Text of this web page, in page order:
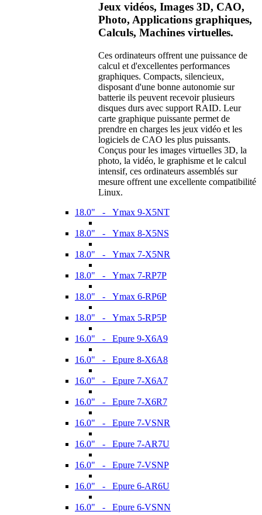
Jeux vidéos, Images 3D, CAO,
Photo, Applications graphiques,
Calculs, Machines virtuelles.
Ces ordinateurs offrent une puissance de
calcul et d'excellentes performances
graphiques. Compacts, silencieux,
disposant d'une bonne autonomie sur
batterie ils peuvent recevoir plusieurs
disques durs avec support RAID. Leur
carte graphique puissante permet de
prendre en charges les jeux vidéo et les
logiciels de CAO les plus puissants.
Conçus pour les images virtuelles 3D, la
photo, la vidéo, le graphisme et le calcul
intensif, ces ordinateurs assemblés sur
mesure offrent une excellente compatibilité
Linux.
18.0" - Ymax 9-X5NT
18.0" - Ymax 8-X5NS
18.0" - Ymax 7-X5NR
18.0" - Ymax 7-RP7P
18.0" - Ymax 6-RP6P
18.0" - Ymax 5-RP5P
16.0" - Epure 9-X6A9
16.0" - Epure 8-X6A8
16.0" - Epure 7-X6A7
16.0" - Epure 7-X6R7
16.0" - Epure 7-VSNR
16.0" - Epure 7-AR7U
16.0" - Epure 7-VSNP
16.0" - Epure 6-AR6U
16.0" - Epure 6-VSNN